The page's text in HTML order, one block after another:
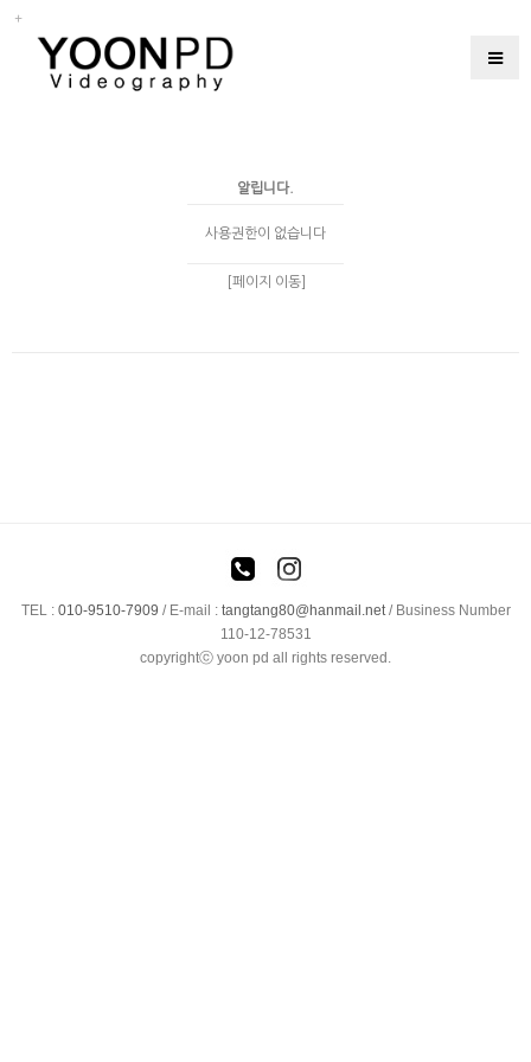
알립니다.
사용권한이 없습니다
[페이지 이동]
TEL : 010-9510-7909 / E-mail : tangtang80@hanmail.net/ Business Number
110-12-78531
copyrightⓒ yoon pd all rights reserved.